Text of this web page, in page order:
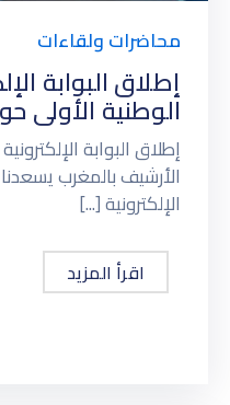
محاضرات ولقاءات
إطلاق البوابة
الوطنية الأولى
إطلاق البوابة
الأرشيف بالمغرب
الإلكترونية [...]
اقرأ المزيد